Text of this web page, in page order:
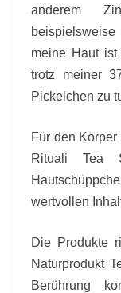
anderem
meine Haut
trotz meiner
Pickelchen zu
Für den
Rituali Tea
wertvollen
Die Produkte
Naturprodukt
Berührung